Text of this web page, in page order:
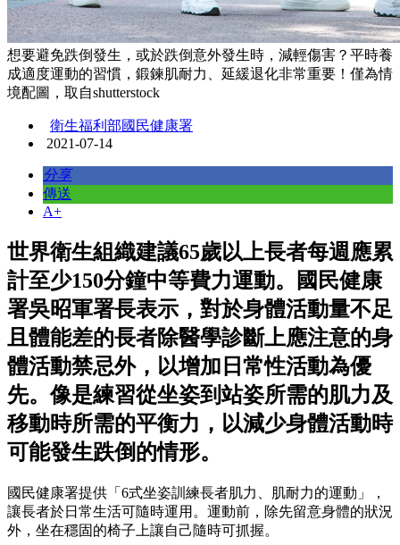
想要避免跌倒發生，或於跌倒意外發生時，減輕傷害？平時養
成適度運動的習慣，鍛鍊肌耐力、延緩退化非常重要！僅為情
境配圖，取自shutterstock
衛生福利部國民健康署
2021-07-14
分享
傳送
A+
世界衛生組織建議65歲以上長者每週應累
計至少150分鐘中等費力運動。國民健康
署吳昭軍署長表示，對於身體活動量不足
且體能差的長者除醫學診斷上應注意的身
體活動禁忌外，以增加日常性活動為優
先。像是練習從坐姿到站姿所需的肌力及
移動時所需的平衡力，以減少身體活動時
可能發生跌倒的情形。
國民健康署提供「6式坐姿訓練長者肌力、肌耐力的運動」，
讓長者於日常生活可隨時運用。運動前，除先留意身體的狀況
外，坐在穩固的椅子上讓自己隨時可抓握。